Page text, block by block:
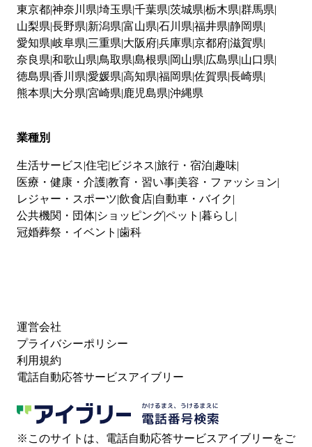
東京都神奈川県 埼玉県 千葉県 茨城県 栃木県 群馬県
山梨県 長野県 新潟県 富山県 石川県 福井県 静岡県
愛知県 岐阜県 三重県 大阪府兵庫県 京都府滋賀県
奈良県 和歌山県 鳥取県 島根県 岡山県 広島県 山口県
徳島県 香川県 愛媛県 高知県 福岡県 佐賀県 長崎県
熊本県 大分県 宮崎県 鹿児島県 沖縄県
業種別
生活サービス 住宅 ビジネス 旅行・宿泊 趣味
医療・健康・介護教育・習い事 美容・ファッション
レジャー・スポーツ 飲食店 自動車・バイク
公共機関・団体 ショッピングペット 暮らし
冠婚葬祭・イベント 歯科
運営会社
プライバシーポリシー
利用規約
電話自動応答サービスアイブリー
※このサイトは、電話自動応答サービスアイブリーをご